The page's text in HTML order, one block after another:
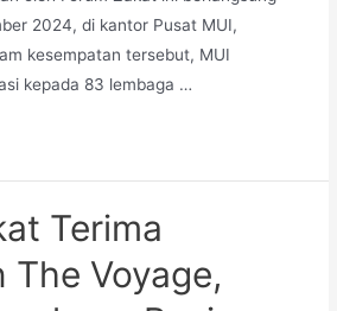
2024, di kantor Pusat MUI,
kesempatan tersebut, MUI
kepada 83 lembaga …
Terima
The Voyage,